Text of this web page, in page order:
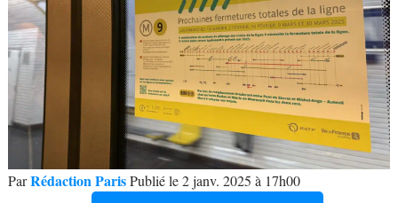
ParRédaction ParisPublié le 2 janv. 2025 à 17h00